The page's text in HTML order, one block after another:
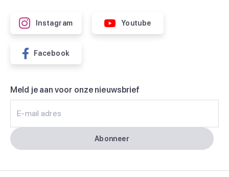
Instagram Youtube
Facebook
Meld je aan voor onze nieuwsbrief
E-mail adres
Abonneer